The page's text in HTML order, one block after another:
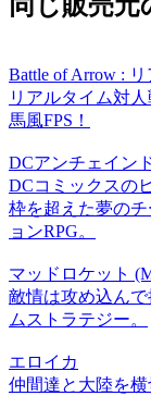
同じ販売元
Battle of Arrow :
リアルタイム対
馬風FPS！
DCアンチェイン
DCコミックスの
枠を超えた夢の
ョンRPG。
マッドロケット
敵情は攻め込ん
ムストラテジー。
エロイカ
仲間達と大陸を